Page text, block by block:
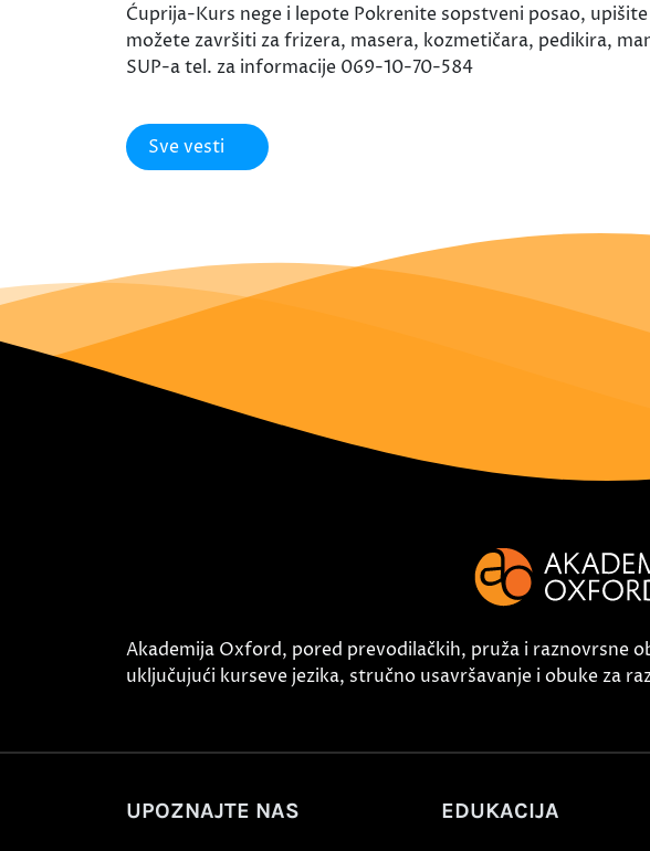
Ćuprija-Kurs nege i lepote Pokrenite sopstveni posao,
možete završiti za frizera, masera, kozmetičara, pedikira,
SUP-a tel. za informacije 069-10-70-584
Sve vesti
Akademija Oxford, pored prevodilačkih, pruža i raznovrsne
uključujući kurseve jezika, stručno usavršavanje i obuke za
UPOZNAJTE NAS EDUKACIJA